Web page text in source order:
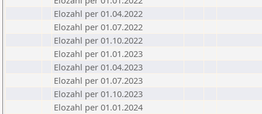
Elozahl per 01.04.2022
Elozahl per 01.07.2022
Elozahl per 01.10.2022
Elozahl per 01.01.2023
Elozahl per 01.04.2023
Elozahl per 01.07.2023
Elozahl per 01.10.2023
Elozahl per 01.01.2024